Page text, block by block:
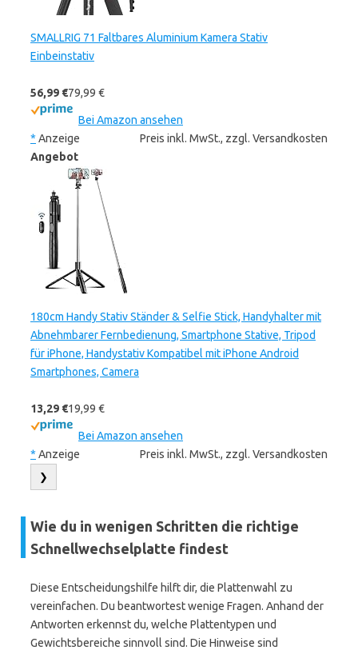
SMALLRIG 71 Faltbares Aluminium Kamera Stativ
Einbeinstativ
56,99 €79,99 €
Bei Amazon ansehen
* Anzeige
Preis inkl. MwSt., zzgl. Versandkosten
Angebot
180cm Handy Stativ Ständer & Selfie Stick, Handyhalter mit
Abnehmbarer Fernbedienung, Smartphone Stative, Tripod
für iPhone, Handystativ Kompatibel mit iPhone Android
Smartphones, Camera
13,29 €19,99 €
Bei Amazon ansehen
* Anzeige Preis inkl. MwSt., zzgl. Versandkosten
❯
Wie du in wenigen Schritten die richtige
Schnellwechselplatte findest
Diese Entscheidungshilfe hilft dir, die Plattenwahl zu
vereinfachen. Du beantwortest wenige Fragen. Anhand der
Antworten erkennst du, welche Plattentypen und
Gewichtsbereiche sinnvoll sind. Die Hinweise sind